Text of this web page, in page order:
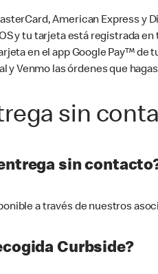
American Express y
y tu tarjeta está registrada
en el app Google Pay™
y Venmo las órdenes que
sin
sin
a través de nuestros
Curbside?